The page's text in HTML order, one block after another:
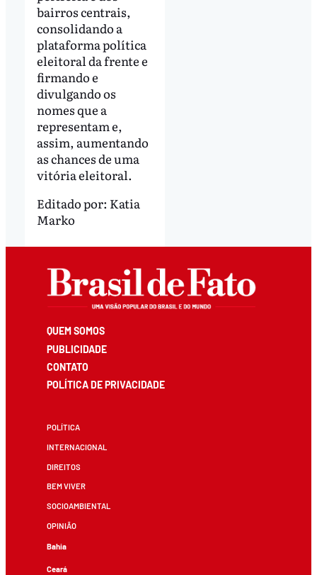
bairros centrais,
consolidando a
plataforma política
eleitoral da frente e
firmando e
divulgando os
nomes que a
representam e,
assim, aumentando
as chances de uma
vitória eleitoral.
Editado por: Katia
Marko
QUEM SOMOS
PUBLICIDADE
CONTATO
POLÍTICA DE PRIVACIDADE
POLÍTICA
INTERNACIONAL
DIREITOS
BEM VIVER
SOCIOAMBIENTAL
OPINIÃO
Bahia
Ceará